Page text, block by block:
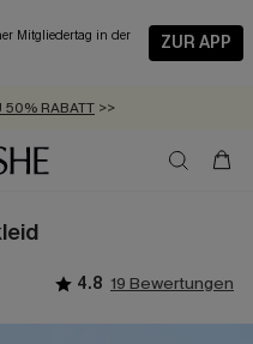
Mitgliedertag in der
ZUR APP
ARTIKEL >>
50% RABATT >>
EXTRA ERHALTEN
AB 89 €
4.8 19 Bewertungen